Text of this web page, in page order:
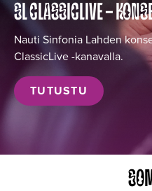
SL CLASSICLIVE –
Nauti Sinfonia Lahden
ClassicLive -kanavalla.
TUTUSTU